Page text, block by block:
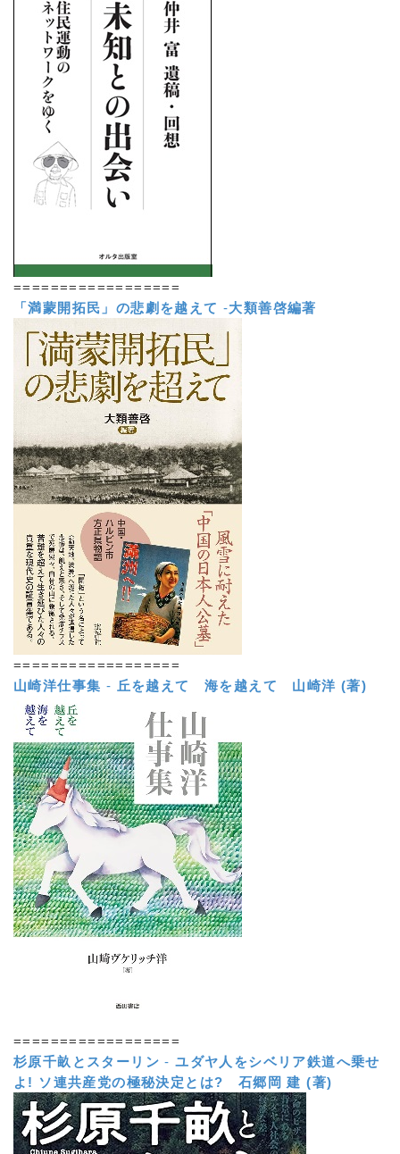
==================
「満蒙開拓民」の悲劇を越えて -大類善啓編著
==================
山崎洋仕事集 - 丘を越えて 海を越えて 山崎洋 (著)
==================
杉原千畝とスターリン -ユダヤ人をシベリア鉄道へ乗せ
よ! ソ連共産党の極秘決定とは?
石郷岡 建 (著)